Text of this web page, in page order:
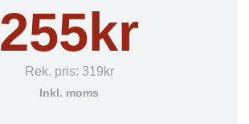
255kr
Rek. pris: 319kr
Inkl. moms